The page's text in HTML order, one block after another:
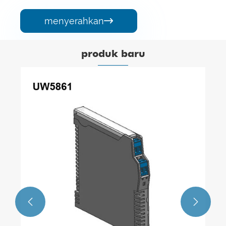
menyerahkan
produk baru
 